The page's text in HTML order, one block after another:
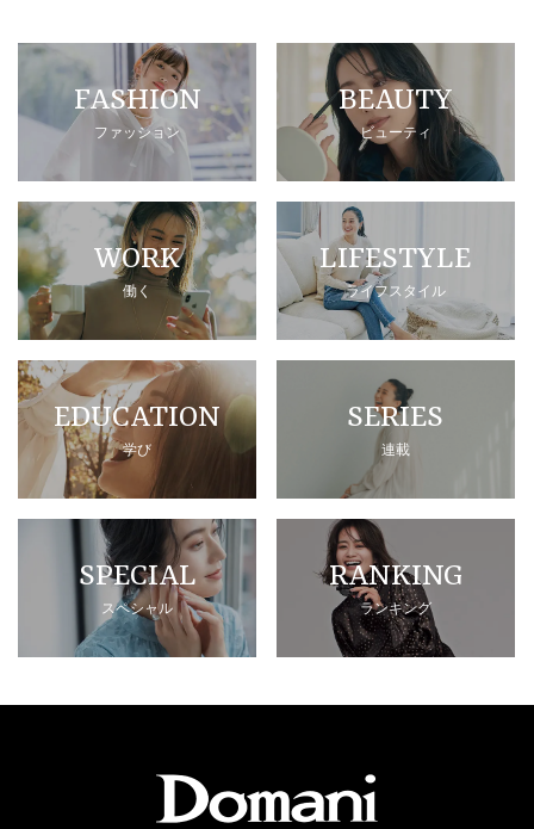
FASHION
ファッション
BEAUTY
ビューティ
WORK
働く
LIFESTYLE
ライフスタイル
EDUCATION
学び
SERIES
連載
SPECIAL
スペシャル
RANKING
ランキング